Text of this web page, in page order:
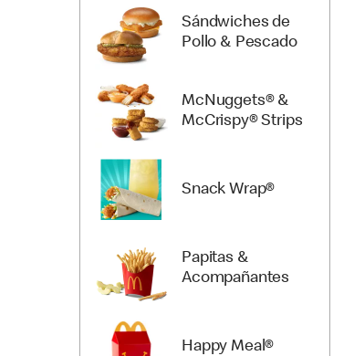
Sándwiches de
Pollo & Pescado
McNuggets® &
McCrispy® Strips
Snack Wrap®
Papitas &
Acompañantes
Happy Meal®